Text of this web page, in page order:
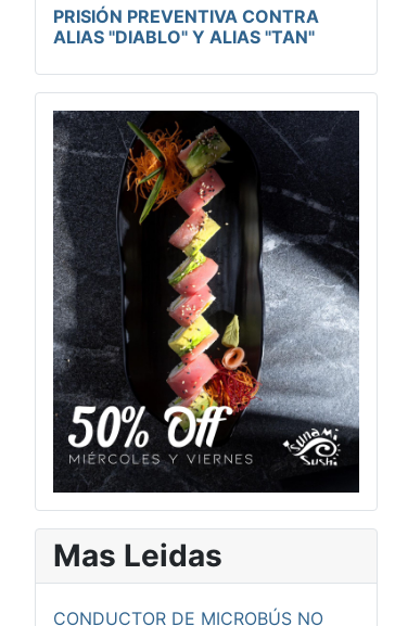
PRISIÓN PREVENTIVA CONTRA
ALIAS "DIABLO" Y ALIAS "TAN"
Mas Leidas
CONDUCTOR DE MICROBÚS NO